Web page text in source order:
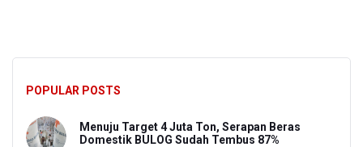
POPULAR POSTS
Menuju Target 4 Juta Ton, Serapan Beras
Domestik BULOG Sudah Tembus 87%